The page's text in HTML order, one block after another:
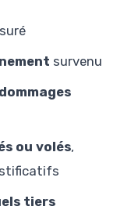
survenu
ou volés,
tiers